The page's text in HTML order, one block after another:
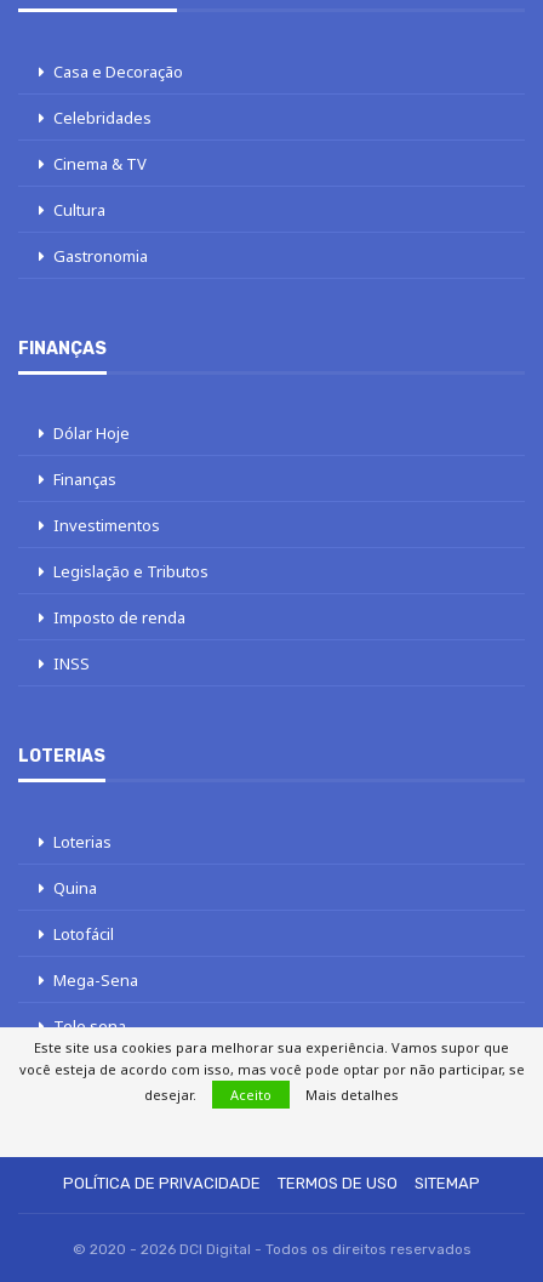
Casa e Decoração
Celebridades
Cinema & TV
Cultura
Gastronomia
FINANÇAS
Dólar Hoje
Finanças
Investimentos
Legislação e Tributos
Imposto de renda
INSS
LOTERIAS
Loterias
Quina
Lotofácil
Mega-Sena
Tele sena
POLÍTICA DE PRIVACIDADE
TERMOS DE USO SITEMAP
© 2020 - 2026 DCI Digital - Todos os direitos reservados
Este site usa cookies para melhorar sua experiência. Vamos supor que
você esteja de acordo com isso, mas você pode optar por não participar, se
desejar.
Aceito Mais detalhes